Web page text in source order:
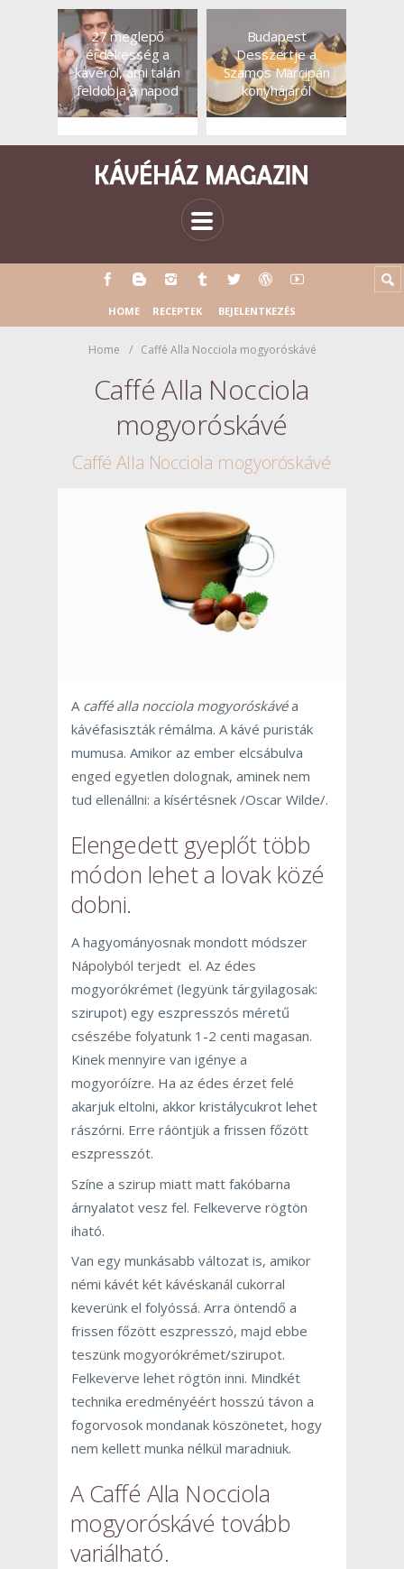
27 meglepő
érdekesség a
kávéról, ami talán
feldobja a napod
Budapest
Desszertje a
Szamos Marcipán
konyhájáról
HOME RECEPTEK BEJELENTKEZÉS
Home Caffé Alla Nocciola mogyoróskávé
Caffé Alla Nocciola
mogyoróskávé
Caffé Alla Nocciola mogyoróskávé
A caffé alla nocciola mogyoróskávéa
kávéfasiszták rémálma. A kávé puristák
mumusa. Amikor az ember elcsábulva
enged egyetlen dolognak, aminek nem
tud ellenállni: a kísértésnek /Oscar Wilde/.
Elengedett gyeplőt több
módon lehet a lovak közé
dobni.
A hagyományosnak mondott módszer
Nápolyból terjedt el. Az édes
mogyorókrémet (legyünk tárgyilagosak:
szirupot) egy eszpresszós méretű
csészébe folyatunk 1-2 centi magasan.
Kinek mennyire van igénye a
mogyoróízre. Ha az édes érzet felé
akarjuk eltolni, akkor kristálycukrot lehet
rászórni. Erre ráöntjük a frissen főzött
eszpresszót.
Színe a szirup miatt matt fakóbarna
árnyalatot vesz fel. Felkeverve rögtön
iható.
Van egy munkásabb változat is, amikor
némi kávét két kávéskanál cukorral
keverünk el folyóssá. Arra öntendő a
frissen főzött eszpresszó, majd ebbe
teszünk mogyorókrémet/szirupot.
Felkeverve lehet rögtön inni. Mindkét
technika eredményéért hosszú távon a
fogorvosok mondanak köszönetet, hogy
nem kellett munka nélkül maradniuk.
A Caffé Alla Nocciola
mogyoróskávé tovább
variálható.